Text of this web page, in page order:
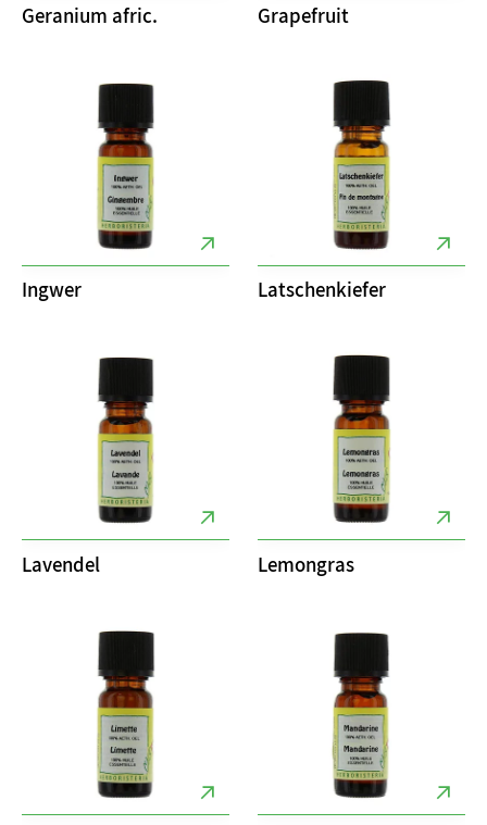
Geranium afric. Grapefruit
Ingwer Latschenkiefer
Lavendel Lemongras